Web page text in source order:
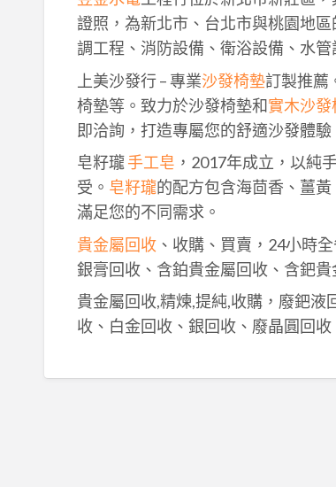
證照，為新北市、台北市與桃園地
調工程、消防設備、衛浴設備、水管
上美沙發行 – 專業沙發椅墊訂製推薦
椅墊等。致力於沙發椅墊和實木沙發
即洽詢，打造專屬您的舒適沙發體驗
皂籽瓏手工皂 ，2017年成立，以純
受。 皂籽瓏的配方包含海茴香、薑
滿足您的不同需求。
貴金屬回收、收購、買賣，24小時
銀膏回收、含鉑貴金屬回收、含鈀
貴金屬回收,精煉,提純,收購，廢鈀液
收、白金回收、銀回收、廢晶圓回收